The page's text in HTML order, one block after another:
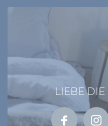
LIEBE DIE